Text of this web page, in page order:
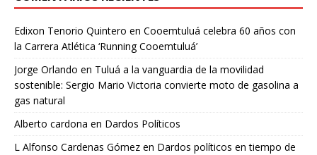
Edixon Tenorio Quintero en Cooemtuluá celebra 60 años con
la Carrera Atlética ‘Running Cooemtuluá’
Jorge Orlando en Tuluá a la vanguardia de la movilidad
sostenible: Sergio Mario Victoria convierte moto de gasolina a
gas natural
Alberto cardona en Dardos Políticos
L Alfonso Cardenas Gómez en Dardos políticos en tiempo de